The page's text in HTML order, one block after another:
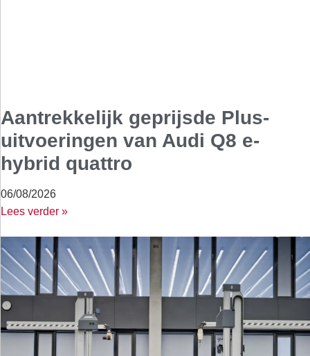
Aantrekkelijk geprijsde Plus-
uitvoeringen van Audi Q8 e-
hybrid quattro
06/08/2026
Lees verder »